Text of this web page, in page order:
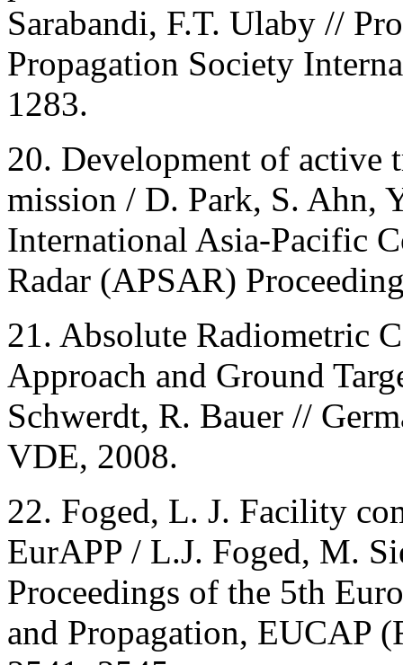
Sarabandi, F.T. Ulaby //
Propagation Society
1283.
20. Development of active
mission / D. Park, S. Ahn,
International Asia-Pacific
Radar (APSAR)
21. Absolute Radiometric
Approach and Ground
Schwerdt, R. Bauer //
VDE, 2008.
22. Foged, L. J. Facility
EurAPP / L.J. Foged, M.
Proceedings of the 5th
and Propagation, EUCAP